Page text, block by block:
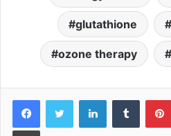
glutathione
ozone therapy
LinkedInTumblr
Print